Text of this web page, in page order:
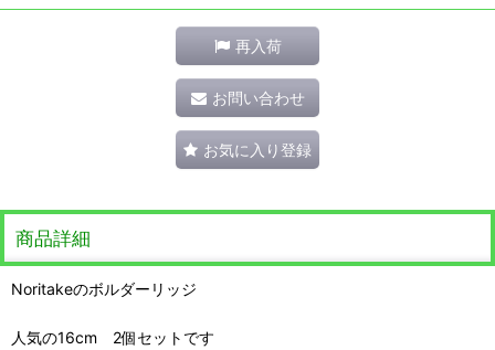
再入荷
お問い合わせ
お気に入り登録
商品詳細
Noritakeのボルダーリッジ
人気の16cm 2個セットです